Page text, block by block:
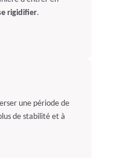
rigidifier.
une période de
de stabilité et à